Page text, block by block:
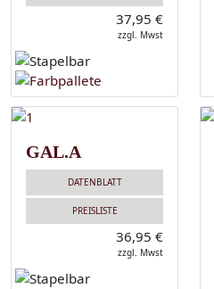
37,95 €
zzgl. Mwst
GAL.A
DATENBLATT
PREISLISTE
36,95 €
zzgl. Mwst